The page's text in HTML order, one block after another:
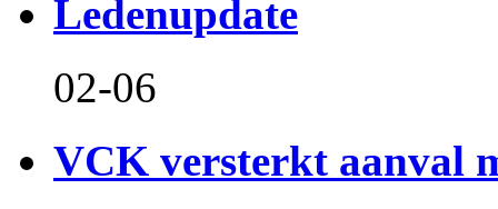
Ledenupdate
02-06
VCK versterkt aanval